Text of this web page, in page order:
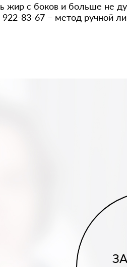
жир с боков и больше не
83-67 – метод ручной